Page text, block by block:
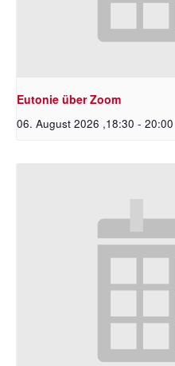
Eutonie über Zoom
06. August 2026 ,18:30 - 20:00